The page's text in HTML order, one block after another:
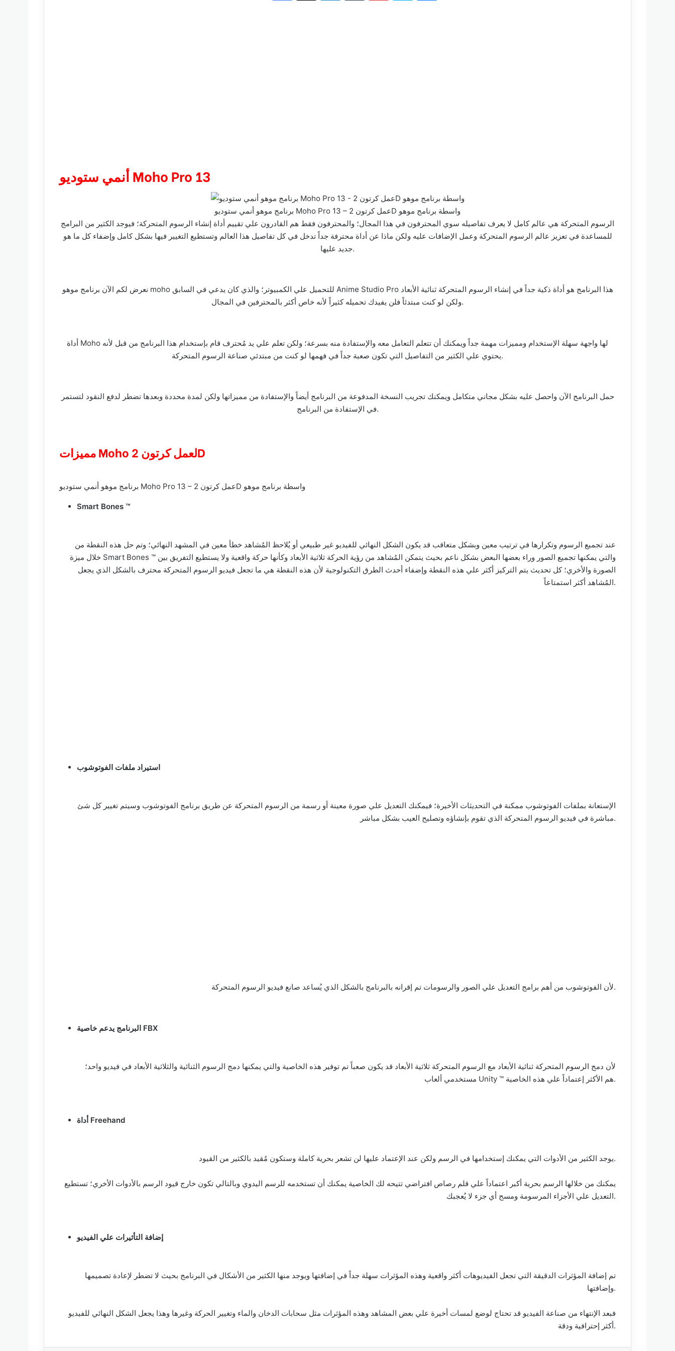
أنمي ستوديو Moho Pro 13
برنامج موهو أنمي ستوديو Moho Pro 13 – عمل كرتون 2D واسطة برنامج موهو
الرسوم المتحركة هي عالم كامل لا يعرف تفاصيله سوي المحترفون في هذا المجال؛ والمحترفون فقط هم القادرون علي تقييم أداة إنشاء الرسوم المتحركة؛ فيوجد الكثير من البرامج
للمساعدة في تعزيز عالم الرسوم المتحركة وعمل الإضافات عليه ولكن ماذا عن أداة محترفة جداً تدخل في كل تفاصيل هذا العالم وتستطيع التغيير فيها بشكل كامل وإضفاء كل ما هو
جديد عليها.
نعرض لكم الآن برنامج موهو moho للتحميل علي الكمبيوتر؛ والذي كان يدعي في السابق Anime Studio Pro هذا البرنامج هو أداة ذكية جداً في إنشاء الرسوم المتحركة ثنائية الأبعاد
ولكن لو كنت مبتدئاً فلن يفيدك تحميله كثيراً لأنه خاص أكثر بالمحترفين في المجال.
أداة Moho لها واجهة سهلة الإستخدام ومميزات مهمة جداً ويمكنك أن تتعلم التعامل معه والإستفادة منه بسرعة؛ ولكن تعلم علي يد مُحترف قام بإستخدام هذا البرنامج من قبل لأنه
يحتوي علي الكثير من التفاصيل التي تكون صعبة جداً في فهمها لو كنت من مبتدئي صناعة الرسوم المتحركة.
حمل البرنامج الآن واحصل عليه بشكل مجاني متكامل ويمكنك تجريب النسخة المدفوعة من البرنامج أيضاً والإستفادة من مميزاتها ولكن لمدة محددة وبعدها تضطر لدفع النقود لتستمر
في الإستفادة من البرنامج.
مميزات Moho لعمل كرتون 2D
برنامج موهو أنمي ستوديو Moho Pro 13 – عمل كرتون 2D واسطة برنامج موهو
Smart Bones ™
عند تجميع الرسوم وتكرارها في ترتيب معين وبشكل متعاقب قد يكون الشكل النهائي للفيديو غير طبيعي أو يُلاحظ المُشاهد خطأ معين في المشهد النهائي؛ وتم حل هذه النقطة من
خلال ميزة Smart Bones ™ والتي يمكنها تجميع الصور وراء بعضها البعض بشكل ناعم بحيث يتمكن المُشاهد من رؤية الحركة ثلاثية الأبعاد وكأنها حركة واقعية ولا يستطيع التفريق بين
الصورة والأخري؛ كل تحديث يتم التركيز أكثر علي هذه النقطة وإضفاء أحدث الطرق التكنولوجية لأن هذه النقطة هي ما تجعل فيديو الرسوم المتحركة محترف بالشكل الذي يجعل
المُشاهد أكثر استمتاعاً.
استيراد ملفات الفوتوشوب
الإستعانة بملفات الفوتوشوب ممكنة في التحديثات الأخيرة؛ فيمكنك التعديل علي صورة معينة أو رسمة من الرسوم المتحركة عن طريق برنامج الفوتوشوب وسيتم تغيير كل شئ
مباشرة في فيديو الرسوم المتحركة الذي تقوم بإنشاؤه وتصليح العيب بشكل مباشر.
لأن الفوتوشوب من أهم برامج التعديل علي الصور والرسومات تم إقرانه بالبرنامج بالشكل الذي يُساعد صانع فيديو الرسوم المتحركة.
البرنامج يدعم خاصية FBX
لأن دمج الرسوم المتحركة ثنائية الأبعاد مع الرسوم المتحركة ثلاثية الأبعاد قد يكون صعباً تم توفير هذه الخاصية والتي يمكنها دمج الرسوم الثنائية والثلاثية الأبعاد في فيديو واحد؛
مستخدمي ألعاب Unity ™ هم الأكثر إعتماداً علي هذه الخاصية.
أداة Freehand
يوجد الكثير من الأدوات التي يمكنك إستخدامها في الرسم ولكن عند الإعتماد عليها لن تشعر بحرية كاملة وستكون مُقيد بالكثير من القيود.
يمكنك من خلالها الرسم بحرية أكبر اعتماداً علي قلم رصاص افتراضي تتيحه لك الخاصية يمكنك أن تستخدمه للرسم اليدوي وبالتالي تكون خارج قيود الرسم بالأدوات الأخري؛ تستطيع
التعديل علي الأجزاء المرسومة ومسح أي جزء لا يُعجبك.
إضافة التأثيرات علي الفيديو
تم إضافة المؤثرات الدقيقة التي تجعل الفيديوهات أكثر واقعية وهذه المؤثرات سهلة جداً في إضافتها ويوجد منها الكثير من الأشكال في البرنامج بحيث لا تضطر لإعادة تصميمها
وإضافتها.
فبعد الإنتهاء من صناعة الفيديو قد تحتاج لوضع لمسات أخيرة علي بعض المشاهد وهذه المؤثرات مثل سحابات الدخان والماء وتغيير الحركة وغيرها وهذا يجعل الشكل النهائي للفيديو
أكثر إحترافية ودقة.